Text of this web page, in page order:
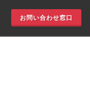
お問い合わせ窓口